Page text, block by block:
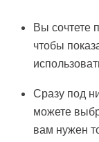
Вы сочтете
чтобы
Сразу под
можете
вам нужен